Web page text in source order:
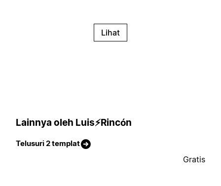
Lihat
Lainnya oleh Luis⚡Rincón
Telusuri 2 templat
Gratis